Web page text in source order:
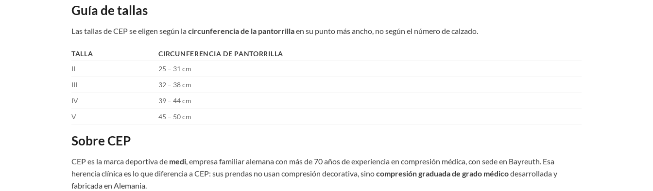
Guía de tallas
Las tallas de CEP se eligen según lacircunferencia de la pantorrillaen su punto más ancho, no según el número de calzado.
TALLA
CIRCUNFERENCIA DE PANTORRILLA
II
25 – 31 cm
III
32 – 38 cm
IV
39 – 44 cm
V
45 – 50 cm
Sobre CEP
CEP es la marca deportiva de medi, empresa familiar alemana con más de 70 años de experiencia en compresión médica, con sede en Bayreuth. Esa
herencia clínica es lo que diferencia a CEP: sus prendas no usan compresión decorativa, sinocompresión graduada de grado médicodesarrollada y
fabricada en Alemania.